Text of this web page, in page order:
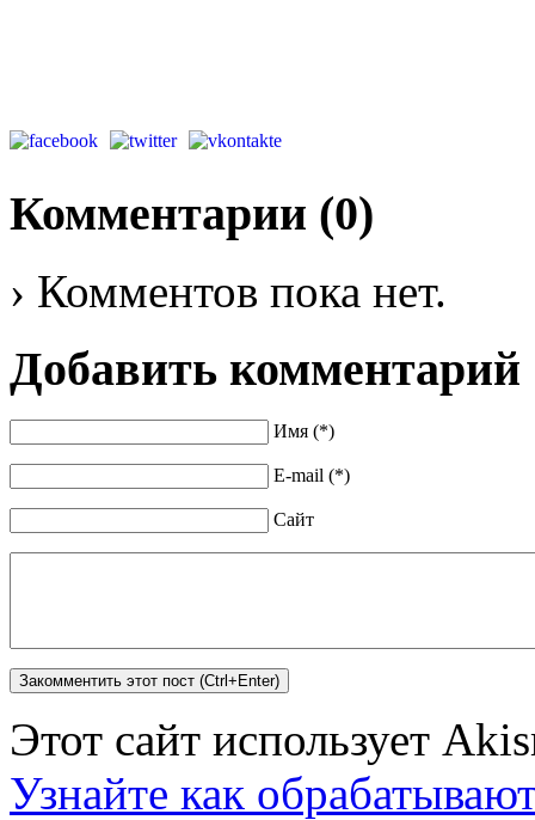
Комментарии (0)
› Комментов пока нет.
Добавить комментарий
Имя (*)
E-mail (*)
Сайт
Этот сайт использует
Узнайте как